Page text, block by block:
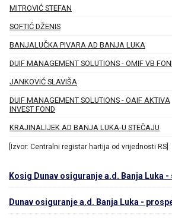
MITROVIĆ STEFAN
SOFTIĆ DŽENIS
BANJALUČKA PIVARA AD BANJA LUKA
DUIF MANAGEMENT SOLUTIONS - OMIF VB
JANKOVIĆ SLAVIŠA
DUIF MANAGEMENT SOLUTIONS - OAIF AKTIVA
INVEST FOND
KRAJINALIJEK AD BANJA LUKA-U STEČAJU
[Izvor: Centralni registar hartija od vrijednosti RS]
Kosig Dunav osiguranje a.d. Banja Luka
Dunav osiguranje a.d. Banja Luka -